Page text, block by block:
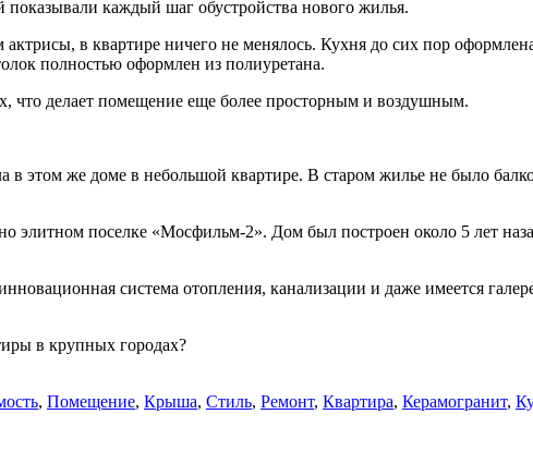
каждый шаг обустройства нового жилья.
в квартире ничего не менялось. Кухня до сих пор
полностью оформлен из полиуретана.
что делает помещение еще более просторным и воздушным.
в этом же доме в небольшой квартире. В старом жилье не было
поселке «Мосфильм-2». Дом был построен около 5 лет
система отопления, канализации и даже имеется
в крупных городах?
, Помещение, Крыша, Стиль, Ремонт, Квартира, Керамогранит,